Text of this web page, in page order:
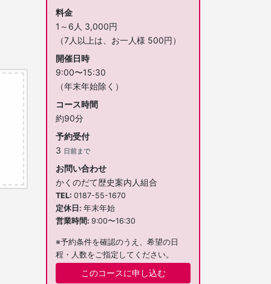
料金
1～6人 3,000円
（7人以上は、お一人様 500円）
開催日時
9:00〜15:30
（年末年始除く）
コース時間
約90分
予約受付
3 日前まで
お問い合わせ
かくのだて歴史案内人組合
TEL 0187-55-1670
定休日 年末年始
営業時間 9:00〜16:30
※予約条件を確認のうえ、希望の日
程・人数をご指定してください。
このコースに申し込む